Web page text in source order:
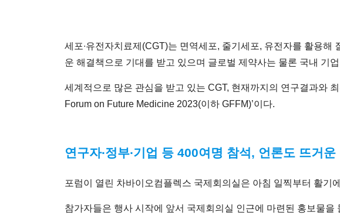
세포∙유전자치료제(CGT)는 면역세포, 줄기세포, 유전자를 활용해
운 해결책으로 기대를 받고 있으며 글로벌 제약사는 물론 국내 기
세계적으로 많은 관심을 받고 있는 CGT, 현재까지의 연구결과와
Forum on Future Medicine 2023(이하 GFFM)’이다.
연구자∙정부∙기업 등 400여명 참석, 언론도 뜨거운
포럼이 열린 차바이오컴플렉스 국제회의실은 아침 일찍부터 활
참가자들은 행사 시작에 앞서 국제회의실 인근에 마련된 홍보물